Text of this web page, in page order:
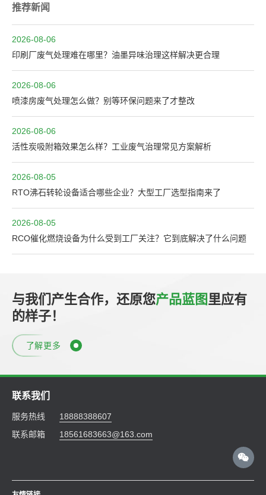
推荐新闻
2026-08-06
印刷厂废气处理难在哪里？油墨异味治理这样解决更合理
2026-08-06
喷漆房废气处理怎么做？别等环保问题来了才整改
2026-08-06
活性炭吸附箱效果怎么样？工业废气治理常见方案解析
2026-08-05
RTO沸石转轮设备适合哪些企业？大型工厂选型指南来了
2026-08-05
RCO催化燃烧设备为什么受到工厂关注？它到底解决了什么问题
与我们产生合作，还原您产品蓝图里应有
的样子！
了解更多
联系我们
服务热线
18888388607
联系邮箱
18561683663@163.com